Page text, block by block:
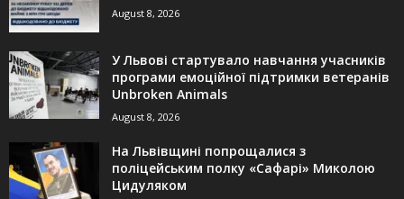
August 8, 2026
У Львові стартувало навчання учасників
програми емоційної підтримки ветеранів
Unbroken Animals
August 8, 2026
На Львівщині попрощалися з
поліцейським полку «Сафарі» Миколою
Цидуляком